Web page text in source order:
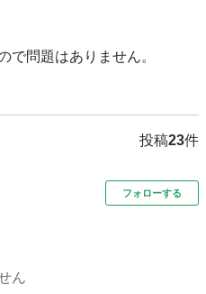
で問題はありません。
投稿23件
フォローする
ん